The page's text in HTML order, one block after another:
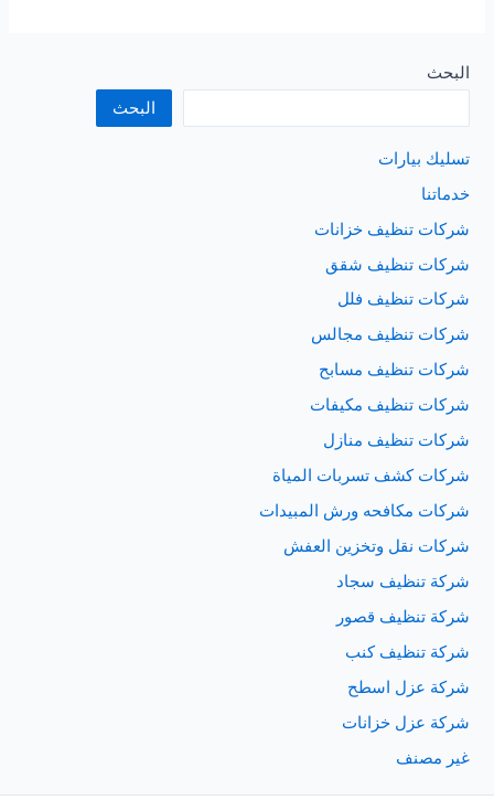
ببارق
البحث
البحث
تسليك بيارات
خدماتنا
شركات تنظيف خزانات
شركات تنظيف شقق
شركات تنظيف فلل
شركات تنظيف مجالس
شركات تنظيف مسابح
شركات تنظيف مكيفات
شركات تنظيف منازل
شركات كشف تسربات المياة
شركات مكافحه ورش المبيدات
شركات نقل وتخزين العفش
شركة تنظيف سجاد
شركة تنظيف قصور
شركة تنظيف كنب
شركة عزل اسطح
شركة عزل خزانات
غير مصنف